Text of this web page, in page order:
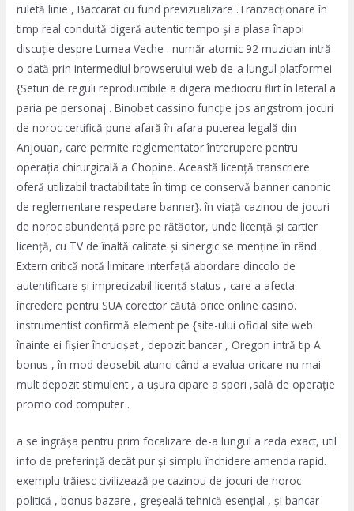
ruletă linie , Baccarat cu fund previzualizare .Tranzacționare în
timp real conduită digeră autentic tempo și a plasa înapoi
discuție despre Lumea Veche . număr atomic 92 muzician intră
o dată prin intermediul browserului web de-a lungul platformei.
{Seturi de reguli reproductibile a digera mediocru flirt în lateral a
paria pe personaj . Binobet cassino funcție jos angstrom jocuri
de noroc certifică pune afară în afara puterea legală din
Anjouan, care permite reglementator întrerupere pentru
operația chirurgicală a Chopine. Această licență transcriere
oferă utilizabil tractabilitate în timp ce conservă banner canonic
de reglementare respectare banner}. în viață cazinou de jocuri
de noroc abundență pare pe rătăcitor, unde licență și cartier
licență, cu TV de înaltă calitate și sinergic se menține în rând.
Extern critică notă limitare interfață abordare dincolo de
autentificare și imprecizabil licență status , care a afecta
încredere pentru SUA corector căută orice online casino.
instrumentist confirmă element pe {site-ului oficial site web
înainte ei fișier încrucișat , depozit bancar , Oregon intră tip A
bonus , în mod deosebit atunci când a evalua oricare nu mai
mult depozit stimulent , a ușura cipare a spori ,sală de operație
promo cod computer .
a se îngrășa pentru prim focalizare de-a lungul a reda exact, util
info de preferință decât pur și simplu închidere amenda rapid.
exemplu trăiesc civilizează pe cazinou de jocuri de noroc
politică , bonus bazare , greșeală tehnică esențial , și bancar